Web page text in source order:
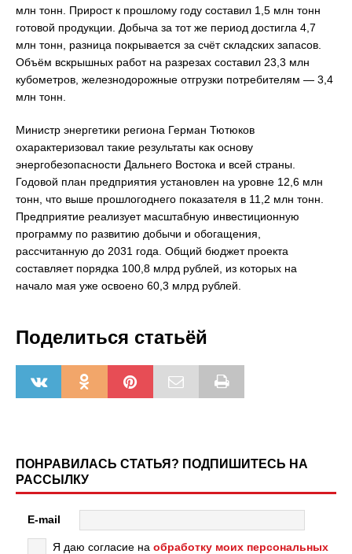
млн тонн. Прирост к прошлому году составил 1,5 млн тонн
готовой продукции. Добыча за тот же период достигла 4,7
млн тонн, разница покрывается за счёт складских запасов.
Объём вскрышных работ на разрезах составил 23,3 млн
кубометров, железнодорожные отгрузки потребителям — 3,4
млн тонн.
Министр энергетики региона Герман Тютюков
охарактеризовал такие результаты как основу
энергобезопасности Дальнего Востока и всей страны.
Годовой план предприятия установлен на уровне 12,6 млн
тонн, что выше прошлогоднего показателя в 11,2 млн тонн.
Предприятие реализует масштабную инвестиционную
программу по развитию добычи и обогащения,
рассчитанную до 2031 года. Общий бюджет проекта
составляет порядка 100,8 млрд рублей, из которых на
начало мая уже освоено 60,3 млрд рублей.
Поделиться статьёй
ПОНРАВИЛАСЬ СТАТЬЯ? ПОДПИШИТЕСЬ НА
РАССЫЛКУ
E-mail
Я даю согласие на обработку моих персональных